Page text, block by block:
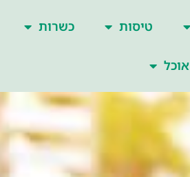
טיסות כשרות
אוכל